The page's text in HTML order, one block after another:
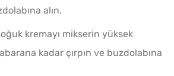
alın.
kremayı mikserin yüksek
kadar çırpın ve buzdolabına